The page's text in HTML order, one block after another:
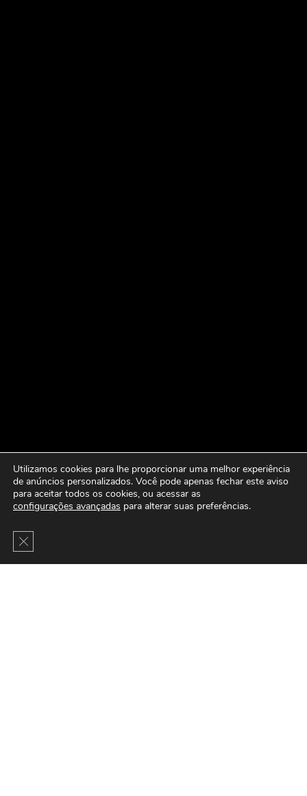
Utilizamos cookies para lhe proporcionar uma melhor experiência
de anúncios personalizados. Você pode apenas fechar este aviso
para aceitar todos os cookies, ou acessar as
configurações avançadas para alterar suas preferências.
Close GDPR Cookie Banner